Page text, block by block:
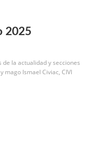
2025
la actualidad y secciones
mago Ismael Civiac, CIVI